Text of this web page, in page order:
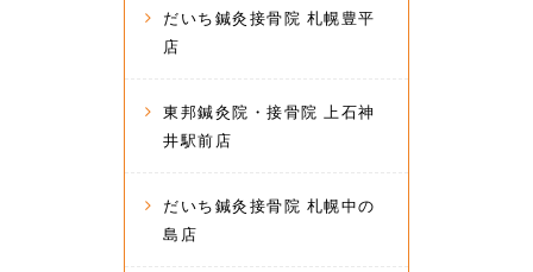
だいち鍼灸接骨院 札幌豊平
店
東邦鍼灸院・接骨院 上石神
井駅前店
だいち鍼灸接骨院 札幌中の
島店